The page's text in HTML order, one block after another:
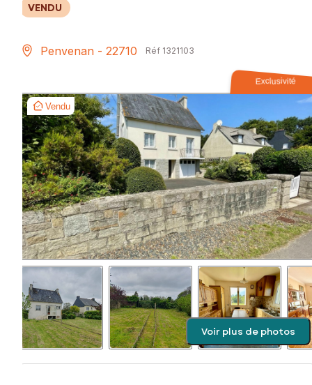
VENDU
Penvenan - 22710 Réf 1321103
Exclusivité
Vendu
Voir plus de photos